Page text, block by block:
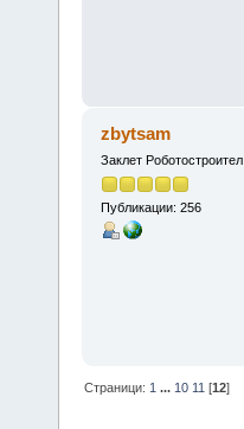
zbytsam
Заклет Роботостроител
Публикации: 256
Страници: 1 ... 10 11 [12]